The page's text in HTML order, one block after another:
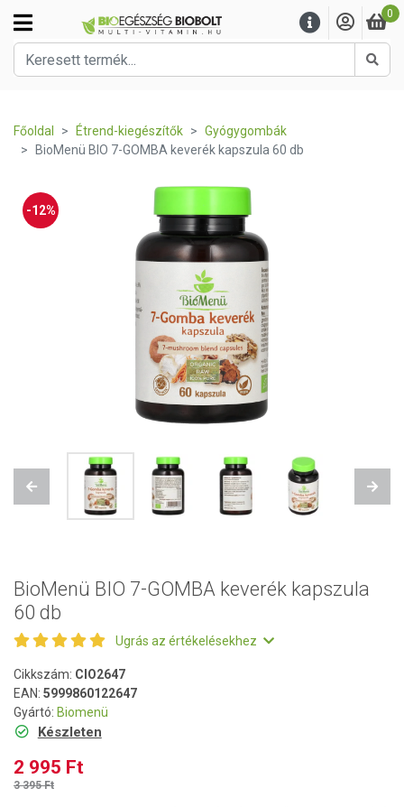
0
Főoldal Étrend-kiegészítők
Gyógygombák
BioMenü BIO 7-GOMBA keverék kapszula 60 db
-12%
Previous Next
BioMenü BIO 7-GOMBA keverék kapszula
60 db
Ugrás az értékelésekhez
Cikkszám: CIO2647
EAN: 5999860122647
Gyártó: Biomenü
Készleten
2 995 Ft
3 395 Ft